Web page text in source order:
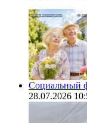
Социальный
28.07.2026